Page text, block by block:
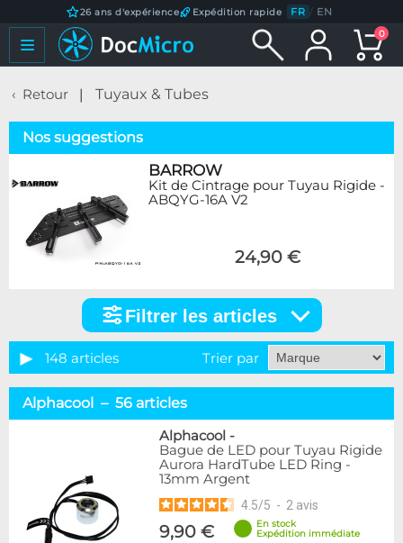
26 ans d'expérience Expédition rapide FR / EN
0
Retour Tuyaux & Tubes
Nos suggestions
BARROW
Kit de Cintrage pour Tuyau Rigide -
ABQYG-16A V2
24,90 €
articles
Catégorie
Tuyaux souples
37
Accessoires pour tuyaux
59
Marque
Alphacool
56
DocMicro
27
Filtrer les articles
148 articles Trier par
Alphacool – 56 articles
Alphacool -
Bague de LED pour Tuyau Rigide
Aurora HardTube LED Ring -
13mm Argent
4.5/5 - 2 avis
9,90 €
En stock
Expédition immédiate